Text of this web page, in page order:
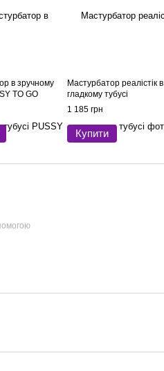
в зручному
TO GO
Мастурбатор реалістік в
гладкому тубусі
1 185 грн
Купити